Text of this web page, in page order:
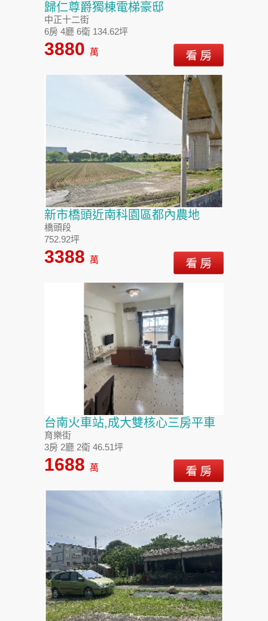
歸仁尊爵獨棟電梯豪邸
中正十二街
6房 4廳 6衛 134.62坪
3880 萬
新市橋頭近南科園區都內農地
橋頭段
752.92坪
3388 萬
台南火車站,成大雙核心三房平車
育樂街
3房 2廳 2衛 46.51坪
1688 萬